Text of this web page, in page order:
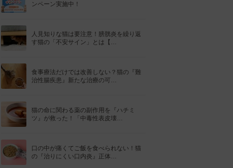
ンペーン実施中！
人見知りな猫は要注意！膀胱炎を繰り返
す猫の「不安サイン」とは【…
食事療法だけでは改善しない？猫の『難
治性腸疾患』新たな治療の可…
猫の命に関わる薬の副作用を『ハチミ
ツ』が救った！「中毒性表皮壊…
口の中が痛くてご飯を食べられない！猫
の『治りにくい口内炎』正体…